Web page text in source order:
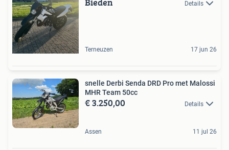
Details
Terneuzen 17 jun 26
snelle Derbi Senda DRD Pro met Malossi
MHR Team 50cc
€ 3.250,00 Details
Assen 11 jul 26